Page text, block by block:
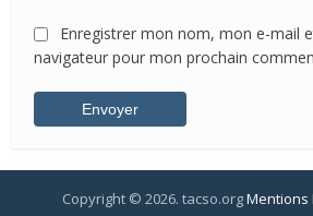
Enregistrer mon nom, mon e-mail
navigateur pour mon prochain
Copyright © 2026. tacso.orgMentions